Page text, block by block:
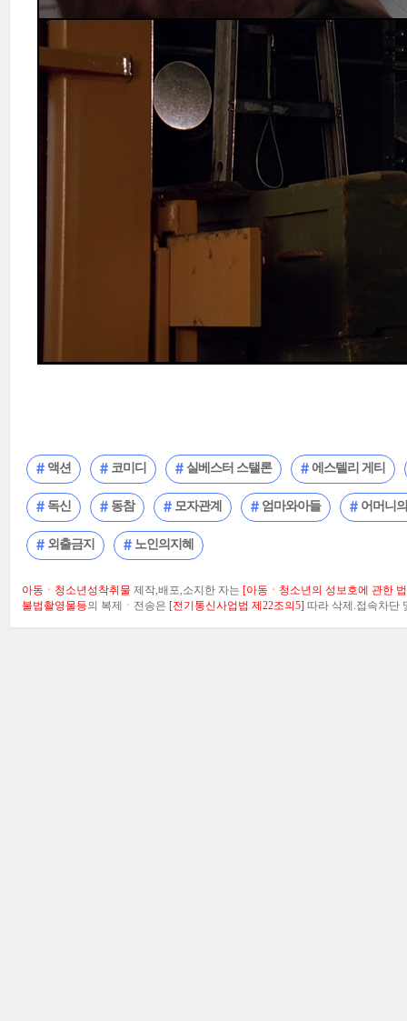
액션 코미디 실베스터 스탤론 에스텔리 게티
독신 동참 모자관계 엄마와아들 어머니
외출금지 노인의지혜
아동ㆍ청소년성착취물 제작,배포,소지한 자는 [아동ㆍ청소년의 성보호에 관한
불법촬영물등의 복제ㆍ전송은 [전기통신사업법 제22조의5] 따라 삭제.접속차단